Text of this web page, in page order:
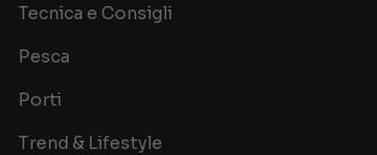
Tecnica e Consigli
Pesca
Porti
Trend & Lifestyle